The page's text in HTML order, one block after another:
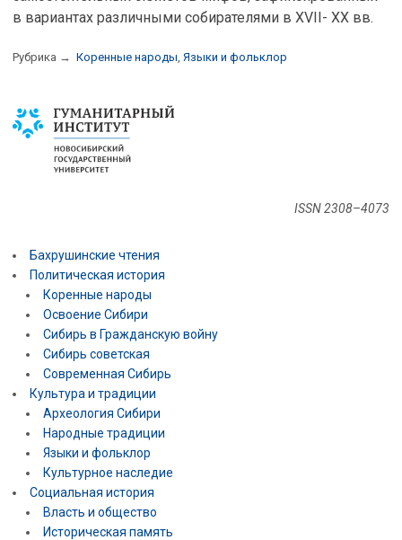
в вариантах различными собирателями в XVII- XX вв.
Рубрика → Коренные народы Языки и фольклор
ISSN 2308–4073
Бахрушинские чтения
Политическая история
Коренные народы
Освоение Сибири
Сибирь в Гражданскую войну
Сибирь советская
Современная Сибирь
Культура и традиции
Археология Сибири
Народные традиции
Языки и фольклор
Культурное наследие
Социальная история
Власть и общество
Историческая память